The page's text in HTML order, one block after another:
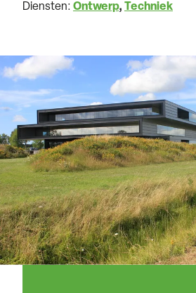
Diensten: Ontwerp Techniek